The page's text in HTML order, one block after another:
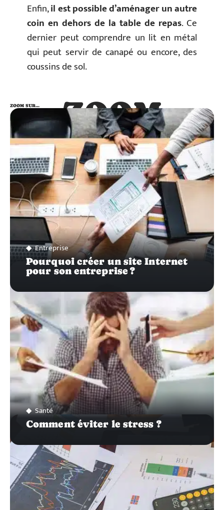
Enfin,il est possible d’aménager un autre
coin en dehors de la table de repas. Ce
dernier peut comprendre un lit en métal
qui peut servir de canapé ou encore, des
coussins de sol.
ZOOM
SUR…
ZOOM SUR…
Entreprise
Pourquoi créer un site Internet
pour son entreprise ?
Santé
Comment éviter le stress ?